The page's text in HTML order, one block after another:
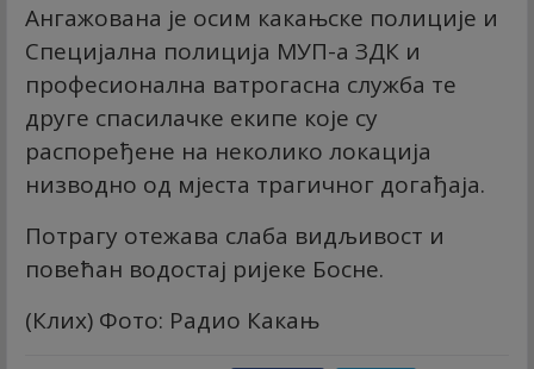
Ангажована је осим какањске полиције и
Специјална полиција МУП-а ЗДК и
професионална ватрогасна служба те
друге спасилачке екипе које су
распоређене на неколико локација
низводно од мјеста трагичног догађаја.
Потрагу отежава слаба видљивост и
повећан водостај ријеке Босне.
(Клиx) Фото: Радио Какањ